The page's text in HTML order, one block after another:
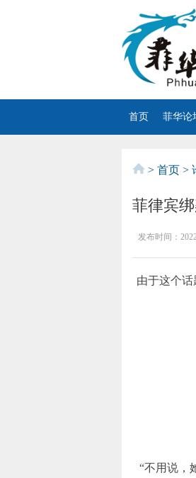
首页 菲华论
> 首页 >
菲律宾
发布时间：
由于这个
“不用说，